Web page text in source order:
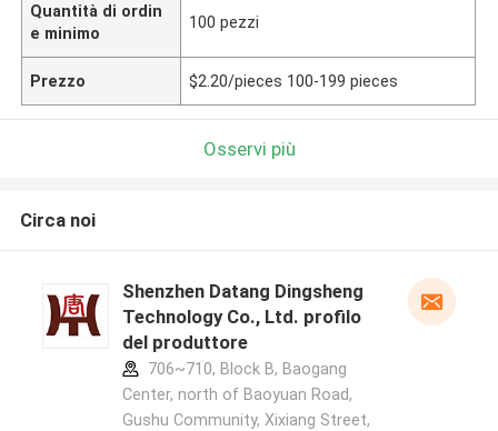
Quantità di ordin
e minimo
100 pezzi
Prezzo $2.20/pieces 100-199 pieces
Osservi più
Circa noi
Shenzhen Datang Dingsheng
Technology Co., Ltd. profilo
del produttore
706~710, Block B, Baogang
Center, north of Baoyuan Road,
Gushu Community, Xixiang Street,